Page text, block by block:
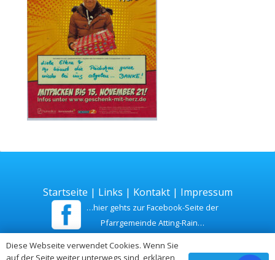
Startseite | Links | Kontakt| Impressum
…hier gehts zur Facebook-Seite der
Pfarrgemeinde Atting-Rain…
Zuletzt aktualisiert am 26. Juli 2026
Diese Webseite verwendet Cookies. Wenn Sie
auf der Seite weiter unterwegs sind, erklären